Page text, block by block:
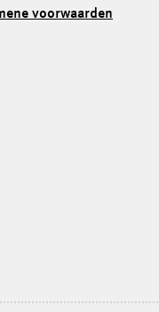
voorwaarden